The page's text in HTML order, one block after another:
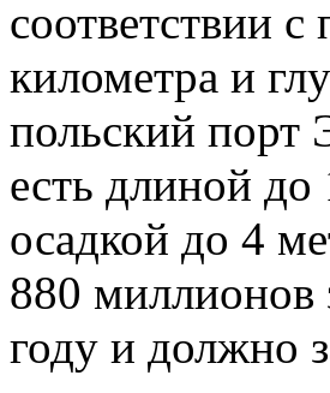
соответствии
километра и
польский порт
есть длиной
осадкой до 4
880 миллионов
году и должно